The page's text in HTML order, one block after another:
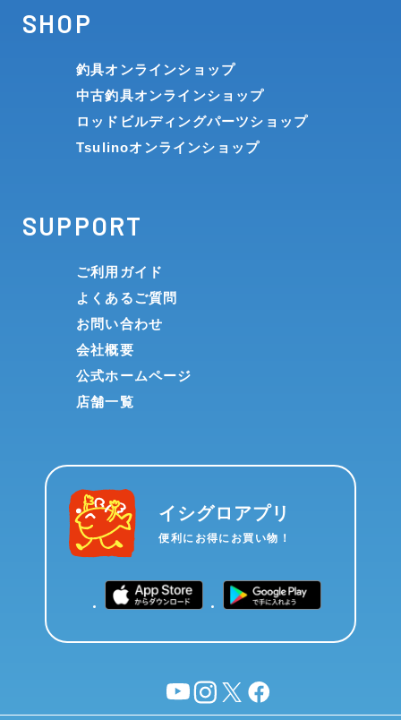
SHOP
釣具オンラインショップ
中古釣具オンラインショップ
ロッドビルディングパーツショップ
Tsulinoオンラインショップ
SUPPORT
ご利用ガイド
よくあるご質問
お問い合わせ
会社概要
公式ホームページ
店舗一覧
イシグロアプリ
便利にお得にお買い物！
YouTubeinstagram
X facebook